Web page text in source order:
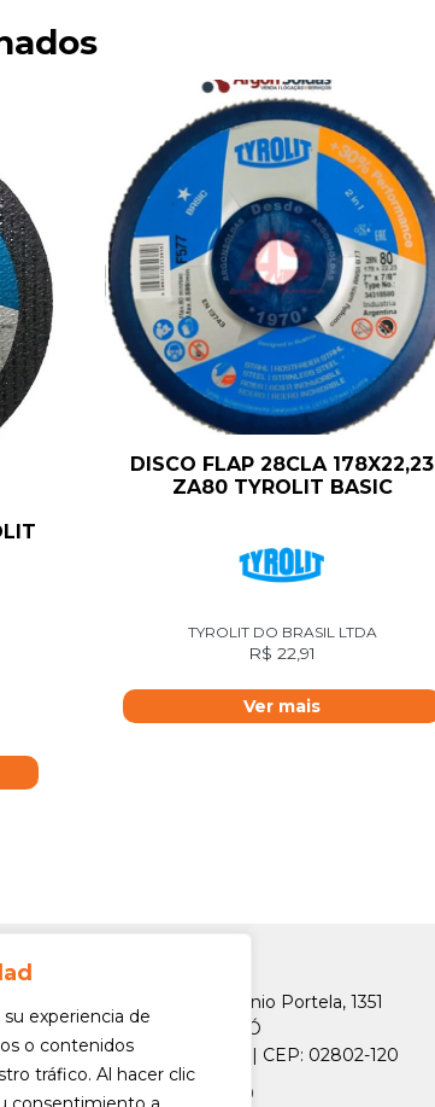
experiencia de
o contenidos
tráfico. Al hacer clic
DISCO FLAP 28CLA 178X22,23
ZA80 TYROLIT BASIC
TYROLIT DO BRASIL LTDA
R$ 22,91
Ver mais
Av. Min. Petrônio Portela, 1351
Freguesia do Ó
São Paulo/SP | CEP: 02802-120
(11) 3975-6000